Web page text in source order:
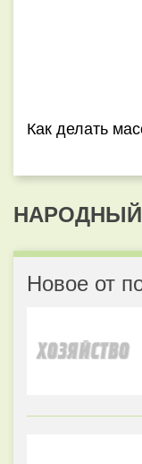
Как делать
Новое от